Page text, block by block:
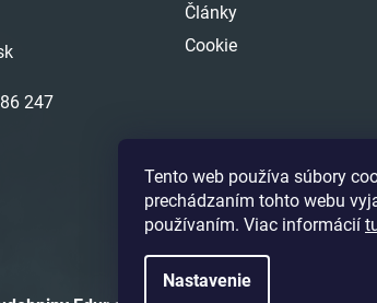
Tento web používa súbory
prechádzaním tohto webu
používaním. Viac informácií
Nastavenie
247
Články
Cookie